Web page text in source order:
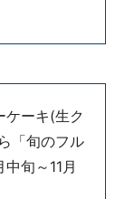
ケーキ(生ク
「旬のフル
旬～11月